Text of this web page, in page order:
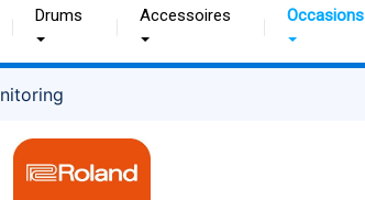
Drums Accessoires Occasions